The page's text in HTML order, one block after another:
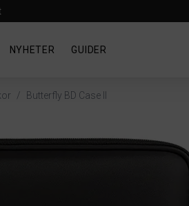
NYHETER GUIDER
/ Butterfly BD Case II